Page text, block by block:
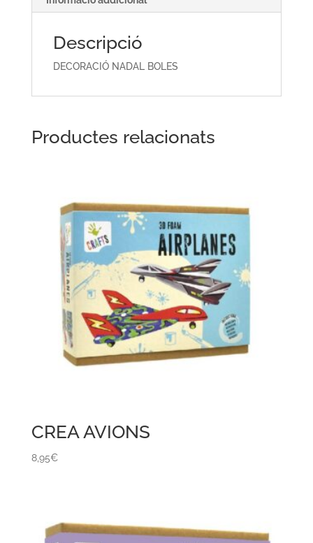
Descripció
DECORACIÓ NADAL BOLES
Productes relacionats
CREA AVIONS
8,95€